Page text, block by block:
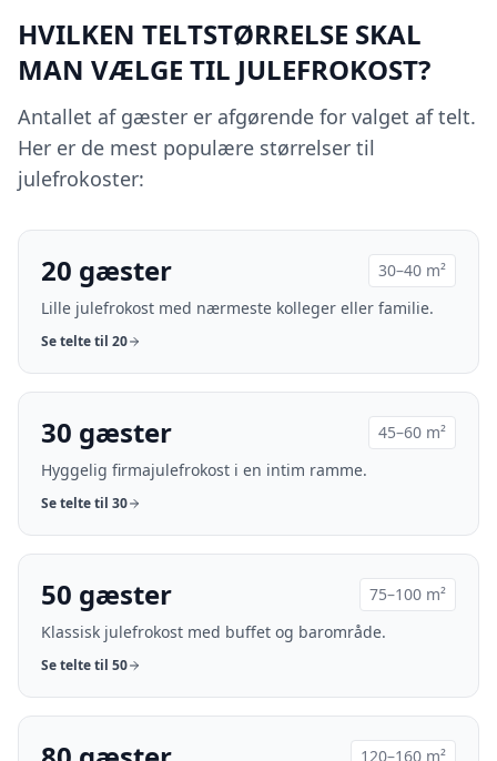
HVILKEN TELTSTØRRELSE SKAL
MAN VÆLGE TIL JULEFROKOST?
Antallet af gæster er afgørende for valget af telt.
Her er de mest populære størrelser til
julefrokoster:
20 gæster
30–40 m²
Lille julefrokost med nærmeste kolleger eller familie.
Se telte til 20
30 gæster
45–60 m²
Hyggelig firmajulefrokost i en intim ramme.
Se telte til 30
50 gæster
75–100 m²
Klassisk julefrokost med buffet og barområde.
Se telte til 50
120–160 m²